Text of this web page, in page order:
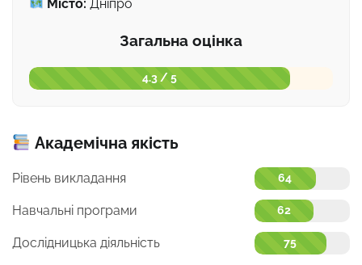
Місто: Дніпро
Загальна оцінка
4.3 / 5
Академічна якість
Рівень викладання 64
Навчальні програми 62
Дослідницька діяльність 75